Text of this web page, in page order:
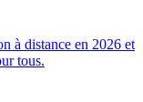
à distance en 2026 et
tous.